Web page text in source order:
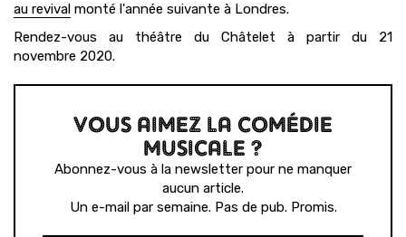
au revival monté l'année suivante à Londres.
Rendez-vous au théâtre du Châtelet à partir du 21
novembre 2020.
VOUS AIMEZ LA COMÉDIE
MUSICALE ?
Abonnez-vous à la newsletter pour ne manquer
aucun article.
Un e-mail par semaine. Pas de pub. Promis.